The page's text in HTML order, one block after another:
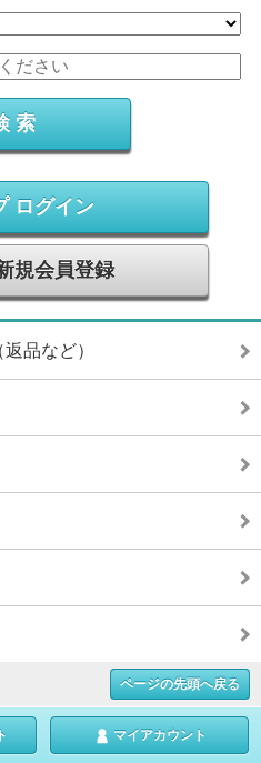
ログイン
規会員登録
品など）
ページの先頭へ戻る
マイアカウント